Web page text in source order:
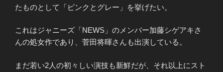
たものとして「ピンクとグレー」を挙げたい。
これはジャニーズ「NEWS」のメンバー加藤シゲアキさ
んの処女作であり、菅田将暉さんも出演している。
まだ若い2人の初々しい演技も新鮮だが、それ以上にスト